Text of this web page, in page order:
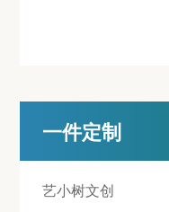
一件定制
艺小树文创